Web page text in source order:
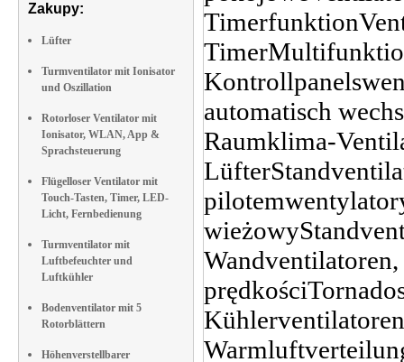
Zakupy:
Lüfter
Turmventilator mit Ionisator
und Oszillation
Rotorloser Ventilator mit
Ionisator, WLAN, App &
Sprachsteuerung
Flügelloser Ventilator mit
Touch-Tasten, Timer, LED-
Licht, Fernbedienung
Turmventilator mit
Luftbefeuchter und
Luftkühler
Bodenventilator mit 5
Rotorblättern
Höhenverstellbarer